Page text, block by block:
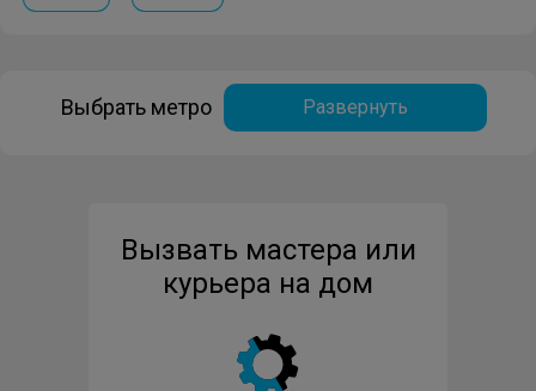
Выбрать метро Развернуть
Вызвать мастера или
курьера на дом